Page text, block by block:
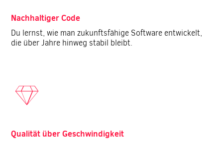
Nachhaltiger Code
Du lernst, wie man zukunftsfähige Software entwickelt,
die über Jahre hinweg stabil bleibt.
Qualität über Geschwindigkeit